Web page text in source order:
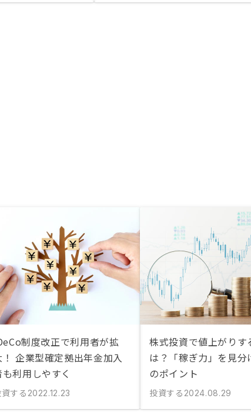
制度改正で利用者が拡
！ 企業型確定拠出年金加入
利用しやすく
する 2022.12.23
株式投資で値上がりす
は？「稼ぎ力」を見分
のポイント
投資する 2024.08.29